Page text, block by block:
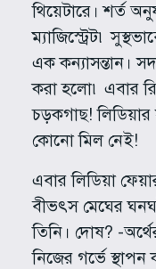
থিয়েটারে। শর্ত
ম্যাজিস্ট্রেট৷
এক কন্যাসন্তান।
করা হলো৷ এবার
চড়কগাছ!
কোনো মিল নেই!
এবার লিডিয়া
বীভৎস মেঘের
তিনি। দোষ? -
নিজের গর্ভে স্থাপন